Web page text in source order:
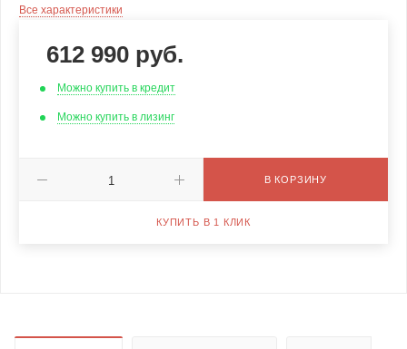
Все характеристики
612 990 руб.
Можно купить в кредит
Можно купить в лизинг
В КОРЗИНУ
КУПИТЬ В 1 КЛИК